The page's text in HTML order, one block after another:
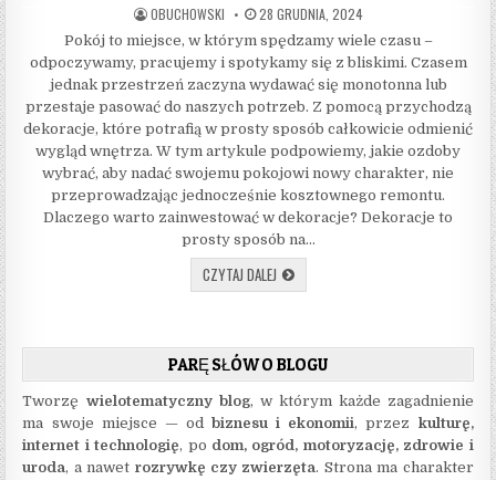
AUTHOR:
OBUCHOWSKI PUBLISHED DATE:
28 GRUDNIA, 2024
Pokój to miejsce, w którym spędzamy wiele czasu –
odpoczywamy, pracujemy i spotykamy się z bliskimi. Czasem
jednak przestrzeń zaczyna wydawać się monotonna lub
przestaje pasować do naszych potrzeb. Z pomocą przychodzą
dekoracje, które potrafią w prosty sposób całkowicie odmienić
wygląd wnętrza. W tym artykule podpowiemy, jakie ozdoby
wybrać, aby nadać swojemu pokojowi nowy charakter, nie
przeprowadzając jednocześnie kosztownego remontu.
Dlaczego warto zainwestować w dekoracje? Dekoracje to
prosty sposób na…
CZYTAJ DALEJJAKIE DEKORACJE WYBRAĆ, ABY
PARĘ SŁÓW O BLOGU
Tworzę wielotematyczny blog, w którym każde zagadnienie
ma swoje miejsce — odbiznesu i ekonomii, przez kulturę,
internet i technologię, po dom, ogród, motoryzację, zdrowie i
uroda, a nawet rozrywkę czy zwierzęta. Strona ma charakter